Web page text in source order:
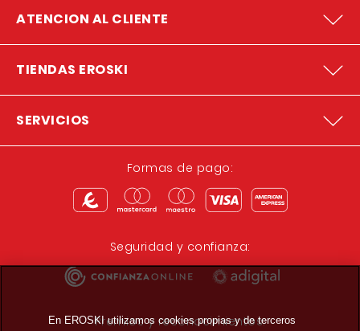
ATENCION AL CLIENTE
TIENDAS EROSKI
SERVICIOS
Formas de pago:
Seguridad y confianza:
Premios y reconocimientos:
En EROSKI utilizamos cookies propias y de terceros